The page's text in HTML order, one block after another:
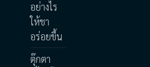
อย่างไร
ให้ชา
อร่อยขึ้น
ตุ๊กตา